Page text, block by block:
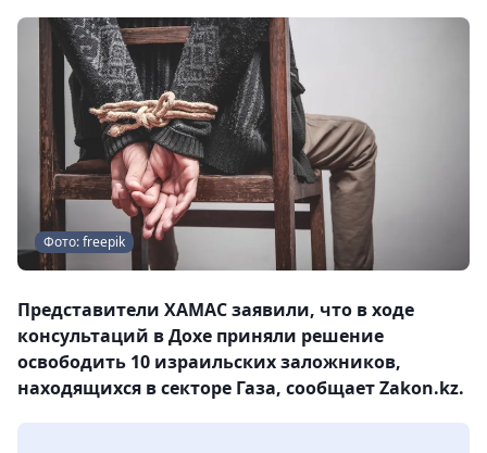
Фото: freepik
Представители ХАМАС заявили, что в ходе
консультаций в Дохе приняли решение
освободить 10 израильских заложников,
находящихся в секторе Газа, сообщает Zakon.kz.